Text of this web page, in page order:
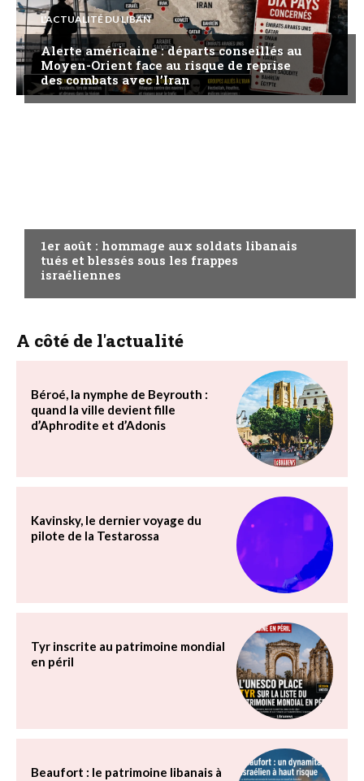
L'ACTUALITÉ DU LIBAN
Alerte américaine : départs conseillés au
Moyen-Orient face au risque de reprise
des combats avec l’Iran
1er août : hommage aux soldats libanais
tués et blessés sous les frappes
israéliennes
A côté de l'actualité
Béroé, la nymphe de Beyrouth :
quand la ville devient fille
d’Aphrodite et d’Adonis
Kavinsky, le dernier voyage du
pilote de la Testarossa
Tyr inscrite au patrimoine mondial
en péril
Beaufort : le patrimoine libanais à